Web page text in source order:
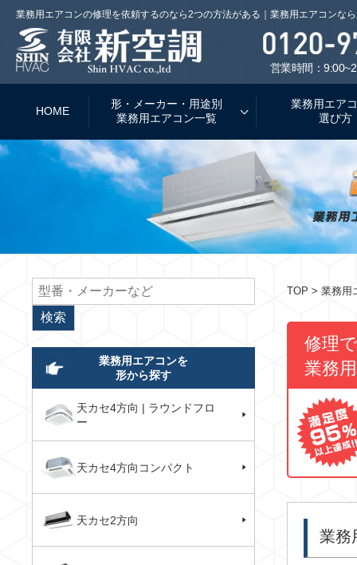
業務用エアコンの修理を依頼するのなら2つの方法がある｜業務用エアコンな
営業時間：
HOME
形・メーカー・用途別
業務用エアコン一覧
業務用エア
選び方
TOP > 業務用
修理で
業務
業務
業務用エアコンを
形から探す
天カセ4方向 | ラウンドフロ
ー
天カセ4方向コンパクト
天カセ2方向